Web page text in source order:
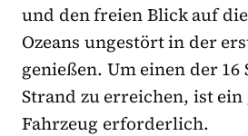
und den freien Blick auf
Ozeans ungestört in der
genießen. Um einen der 16
Strand zu erreichen, ist ein
Fahrzeug erforderlich.